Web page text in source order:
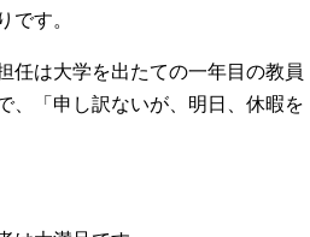
です。
任は大学を出たての一年目の教員
、「申し訳ないが、明日、休暇を